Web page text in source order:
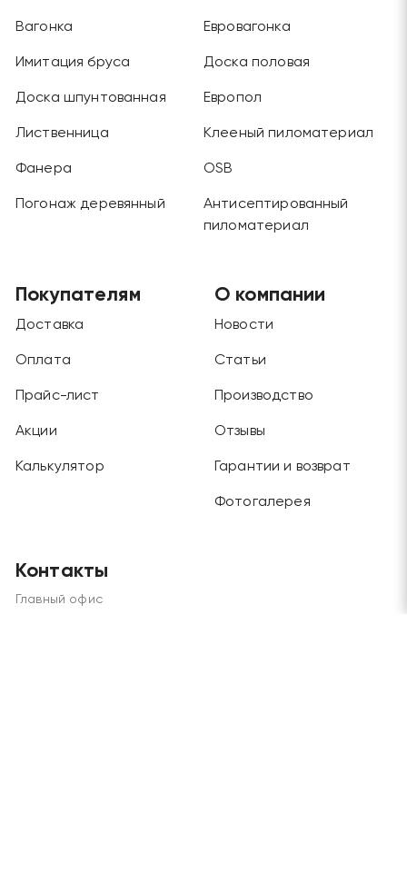
Вагонка Евровагонка
Имитация бруса Доска половая
Доска шпунтованная Европол
Лиственница Клееный пиломатериал
Фанера OSB
Погонаж деревянный
Антисептированный
пиломатериал
Покупателям
Доставка
Оплата
Прайс-лист
Акции
Калькулятор
О компании
Новости
Статьи
Производство
Отзывы
Гарантии и возврат
Фотогалерея
Контакты
Главный офис